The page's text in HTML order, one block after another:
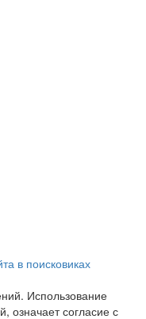
в поисковиках
Использование
означает согласие с